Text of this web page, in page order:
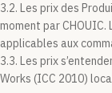
3.2. Les prix des
moment par
applicables aux
3.3. Les prix
Works (ICC 2010)